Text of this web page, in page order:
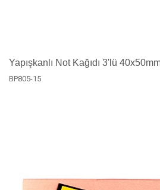
Yapışkanlı Not Kağıdı 3'lü
BP805-15